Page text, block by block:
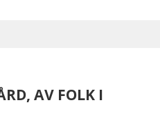
AV FOLK I